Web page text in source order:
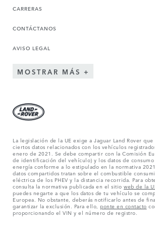
CARRERAS
CONTÁCTANOS
AVISO LEGAL
MOSTRAR MÁS
La legislación de la UE exige a Jaguar Land Rover
ciertos datos relacionados con los vehículos
enero de 2021. Se debe compartir con la Comisión
de identificación del vehículo) y los datos de
energía conforme a lo estipulado en la normativa
datos compartidos tratan sobre el combustible
eléctrica de los PHEV y la distancia recorrida. Para
consulta la normativa publicada en el sitio web de la
puedes negarte a que los datos de tu vehículo se
Europea. No obstante, deberás notificarlo antes de
garantizar la exclusión. Para ello, ponte en contacto
proporcionando el VIN y el número de registro.